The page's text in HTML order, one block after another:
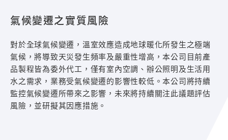
氣候變遷之實質風險
對於全球氣候變遷，溫室效應造成地球暖化所發生之極端
氣候，將導致天災發生頻率及嚴重性增高，本公司目前產
品製程皆為委外代工，僅有室內空調、辦公照明及生活用
水之需求，業務受氣候變遷的影響性較低。本公司將持續
監控氣候變遷所帶來之影響，未來將持續關注此議題評估
風險，並研擬其因應措施。